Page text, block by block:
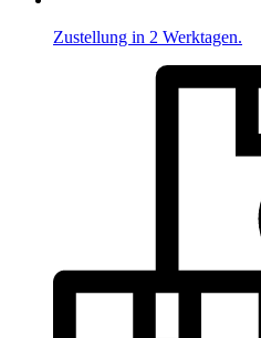
Zustellung in 2 Werktagen.